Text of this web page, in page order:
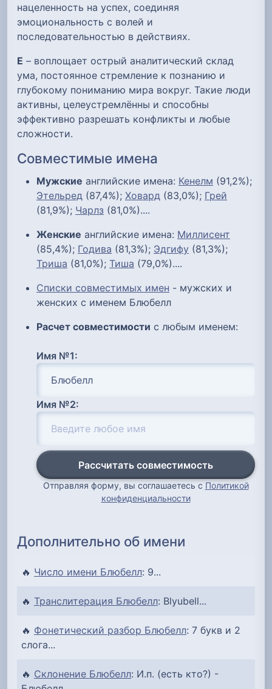
нацеленность на успех, соединяя
эмоциональность с волей и
последовательностью в действиях.
Е – воплощает острый аналитический склад
ума, постоянное стремление к познанию и
глубокому пониманию мира вокруг. Такие люди
активны, целеустремлённы и способны
эффективно разрешать конфликты и любые
сложности.
Совместимые имена
Мужские английские имена: Кенелм (91,2%);
Этельред (87,4%); Ховард (83,0%); Грей
(81,9%); Чарлз (81,0%)....
Женские английские имена: Миллисент
(85,4%); Годива (81,3%); Эдгифу (81,3%);
Триша (81,0%); Тиша (79,0%)....
Списки совместимых имен - мужских и
женских с именем Блюбелл
Расчет совместимости с любым именем:
Имя №1:
Имя №2:
Рассчитать совместимость
Отправляя форму, вы соглашаетесь с Политикой
конфиденциальности
Дополнительно об имени
🔥 Число имени Блюбелл: 9...
🔥 Транслитерация Блюбелл: Blyubell...
🔥 Фонетический разбор Блюбелл: 7 букв и 2
слога...
🔥 Склонение Блюбелл: И.п. (есть кто?) -